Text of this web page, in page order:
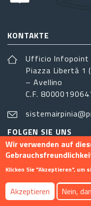
KONTAKTE
Ufficio Infopoint
Piazza Libertá 1
– Avellino
C.F.
FOLGEN SIE UNS
Footer menu
Info Kontakt
Wir verwenden auf
Klicken Sie "Akzeptieren", um
Akzeptieren Nein,